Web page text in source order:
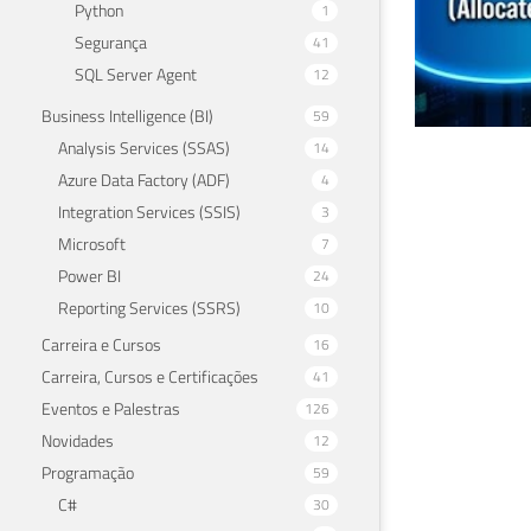
Python 1
Segurança 41
SQL Server Agent 12
Business Intelligence (BI) 59
Analysis Services (SSAS) 14
Azure Data Factory (ADF) 4
Integration Services (SSIS) 3
Microsoft 7
Power BI 24
Reporting Services (SSRS) 10
Carreira e Cursos 16
Carreira, Cursos e Certificações 41
Eventos e Palestras 126
Novidades 12
Programação 59
C# 30